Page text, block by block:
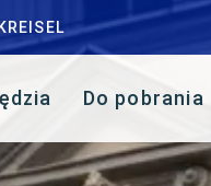
Do pobrania